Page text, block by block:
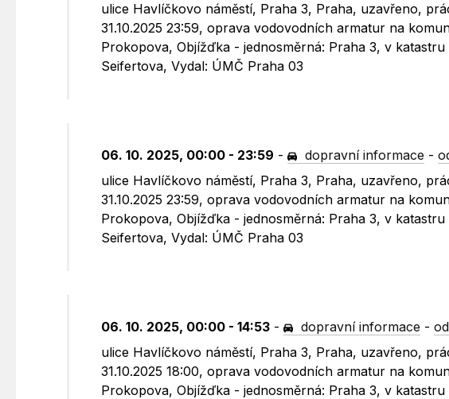
ulice Havlíčkovo náměstí, Praha 3, Praha, uzavřeno,
31.10.2025 23:59, oprava vodovodních armatur na
Prokopova, Objížďka - jednosměrná: Praha 3, v
Seifertova, Vydal: ÚMČ Praha 03
06. 10. 2025, 00:00 - 23:59 - dopravní informace -
ulice Havlíčkovo náměstí, Praha 3, Praha, uzavřeno,
31.10.2025 23:59, oprava vodovodních armatur na
Prokopova, Objížďka - jednosměrná: Praha 3, v
Seifertova, Vydal: ÚMČ Praha 03
06. 10. 2025, 00:00 - 14:53 - dopravní informace -
ulice Havlíčkovo náměstí, Praha 3, Praha, uzavřeno,
31.10.2025 18:00, oprava vodovodních armatur na
Prokopova, Objížďka - jednosměrná: Praha 3, v